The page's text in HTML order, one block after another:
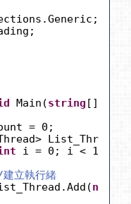
Main(string []
= 0;
List_Thread
i = 0; i < 10;
立執行緒
new